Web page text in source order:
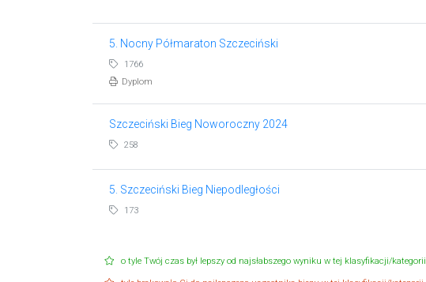
5. Nocny Półmaraton Szczeciński
1766
Dyplom
Szczeciński Bieg Noworoczny 2024
258
5. Szczeciński Bieg Niepodległości
173
o tyle Twój czas był lepszy od najsłabszego wyniku w tej klasyfikacji/kategorii